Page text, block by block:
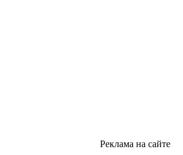
Реклама на сайте